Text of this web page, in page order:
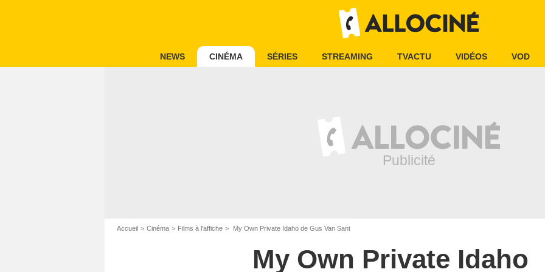
NEWS CINÉMA SÉRIES STREAMING TVACTU VIDÉOS VOD
Accueil Cinéma Films à l'affiche My Own Private Idaho de Gus Van Sant
My Own Private Idaho